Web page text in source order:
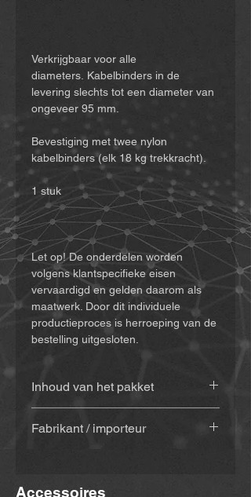
Verkrijgbaar voor alle
diameters. Kabelbinders in de
levering slechts tot een diameter van
ongeveer 95 mm.
Bevestiging met twee nylon
kabelbinders (elk 18 kg trekkracht).
1 stuk
Let op! De onderdelen worden
volgens klantspecifieke eisen
vervaardigd en gelden daarom als
maatwerk. Door dit individuele
productieproces is herroeping van de
bestelling uitgesloten.
Inhoud van het pakket
1/4-inch moer
Fabrikant / importeur
www.mibike.de
Accessoires